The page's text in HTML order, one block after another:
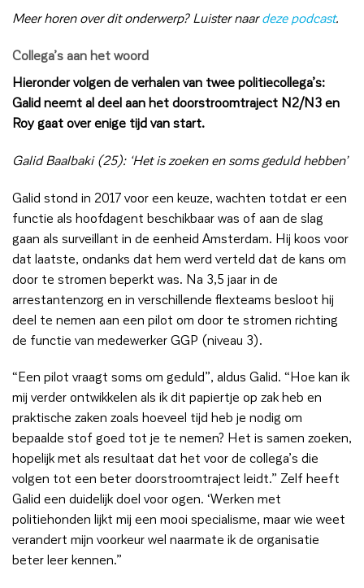
Meer horen over dit onderwerp? Luister naardeze podcast.
Collega’s aan het woord
Hieronder volgen de verhalen van twee politiecollega’s:
Galid neemt al deel aan het doorstroomtraject N2/N3 en
Roy gaat over enige tijd van start.
Galid Baalbaki (25): ‘Het is zoeken en soms geduld hebben’
Galid stond in 2017 voor een keuze, wachten totdat er een
functie als hoofdagent beschikbaar was of aan de slag
gaan als surveillant in de eenheid Amsterdam. Hij koos voor
dat laatste, ondanks dat hem werd verteld dat de kans om
door te stromen beperkt was. Na 3,5 jaar in de
arrestantenzorg en in verschillende flexteams besloot hij
deel te nemen aan een pilot om door te stromen richting
de functie van medewerker GGP (niveau 3).
“Een pilot vraagt soms om geduld”, aldus Galid. “Hoe kan ik
mij verder ontwikkelen als ik dit papiertje op zak heb en
praktische zaken zoals hoeveel tijd heb je nodig om
bepaalde stof goed tot je te nemen? Het is samen zoeken,
hopelijk met als resultaat dat het voor de collega’s die
volgen tot een beter doorstroomtraject leidt.” Zelf heeft
Galid een duidelijk doel voor ogen. ‘Werken met
politiehonden lijkt mij een mooi specialisme, maar wie weet
verandert mijn voorkeur wel naarmate ik de organisatie
beter leer kennen.”